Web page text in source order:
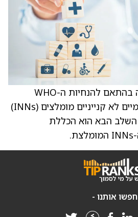
ההחלטה הזו התקבלה בהתאם להנחיות ה-WHO
לבחירת שמות בינלאומיים לא קנייניים מומלצים (INNs)
השלב הבא הוא הכללת
חפשו אותנו -